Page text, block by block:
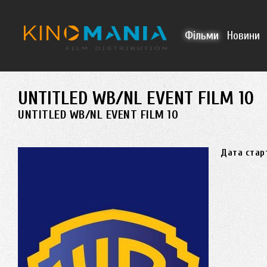
Фільми Новини
UNTITLED WB/NL EVENT FILM 10
UNTITLED WB/NL EVENT FILM 10
Дата